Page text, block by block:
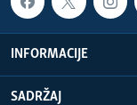
INFORMACIJE
SADRŽAJ